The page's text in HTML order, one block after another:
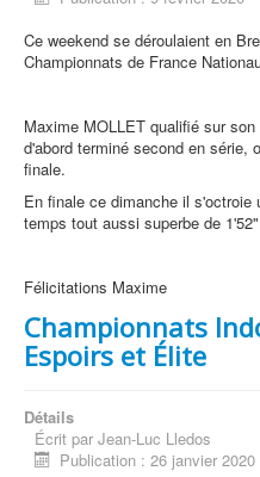
Ce weekend se déroulaient en
Championnats de France
Maxime MOLLET qualifié sur
d'abord terminé second en série,
finale.
En finale ce dimanche il
temps tout aussi superbe de
Félicitations Maxime
Championnats
Espoirs et Élite
Détails
Écrit par Jean-Luc Lledos
Publication : 26 janvier 2020